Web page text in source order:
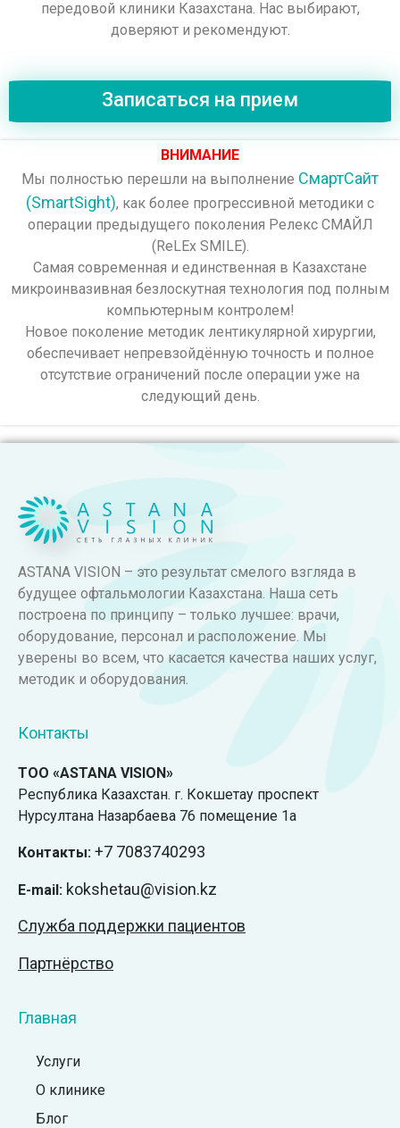
передовой клиники Казахстана. Нас выбирают,
доверяют и рекомендуют.
Записаться на прием
ВНИМАНИЕ
Мы полностью перешли на выполнение СмартСайт
(SmartSight), как более прогрессивной методики с
операции предыдущего поколения Релекс СМАЙЛ
(ReLEx SMILE).
Самая современная и единственная в Казахстане
микроинвазивная безлоскутная технология под полным
компьютерным контролем!
Новое поколение методик лентикулярной хирургии,
обеспечивает непревзойдённую точность и полное
отсутствие ограничений после операции уже на
следующий день.
ASTANA VISION – это результат смелого взгляда в
будущее офтальмологии Казахстана. Наша сеть
построена по принципу – только лучшее: врачи,
оборудование, персонал и расположение. Мы
уверены во всем, что касается качества наших услуг,
методик и оборудования.
Контакты
ТОО «ASTANA VISION»
Республика Казахстан. г. Кокшетау проспект
Нурсултана Назарбаева 76 помещение 1а
Контакты: +7 7083740293
E-mail: kokshetau@vision.kz
Служба поддержки пациентов
Партнёрство
Главная
Услуги
О клинике
Блог